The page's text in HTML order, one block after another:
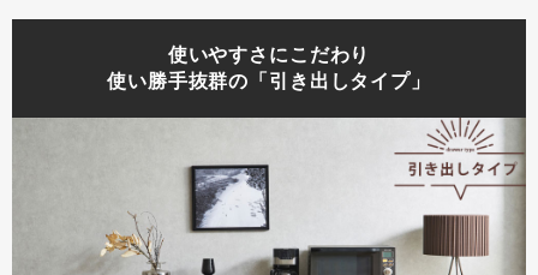
使いやすさにこだわり
使い勝手抜群の「引き出しタイプ」